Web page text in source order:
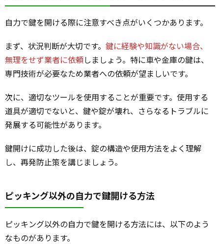
自力で鍵を開ける際に注意すべき点がいくつかあります。
まず、状況判断が大切です。 鍵に経験や知識がない場合、
無理をせず業者に依頼しましょう。特に車や金庫の鍵は、
専門技術が必要なため業者への依頼が望ましいです。
次に、適切なツールを使用することが重要です。使用する
道具が適切でないと、鍵や錠が壊れ、さらなるトラブルに
発展する可能性があります。
鍵開けに成功した後は、錠の構造や使用方法をよく理解
し、再発防止策を講じましょう。
ピッキング以外の自力で鍵開ける方法
ピッキング以外の自力で鍵を開ける方法には、以下のよう
なものがあります。